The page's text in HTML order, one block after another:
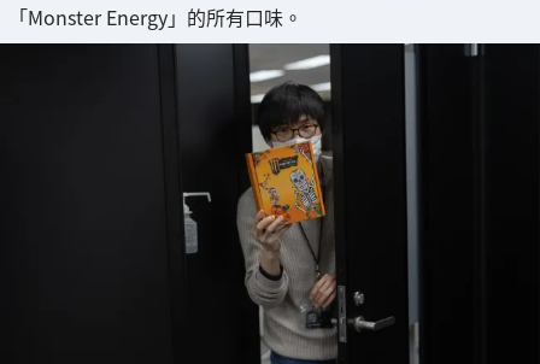
「Monster Energy」的所有口味。